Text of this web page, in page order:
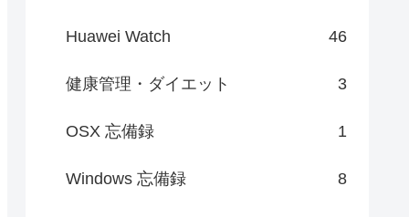
Huawei Watch 46
健康管理・ダイエット 3
OSX 忘備録 1
Windows 忘備録 8